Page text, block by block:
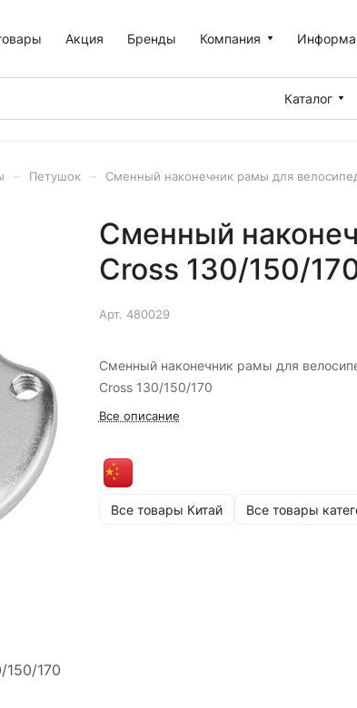
Акция Бренды Компания
Каталог
Петушок Сменный наконечник рамы для
Сменный
Cross 130/150/
Арт. 480029
Сменный наконечник рамы для
Cross 130/150/170
Все описание
Все товары Китай Все товары
170